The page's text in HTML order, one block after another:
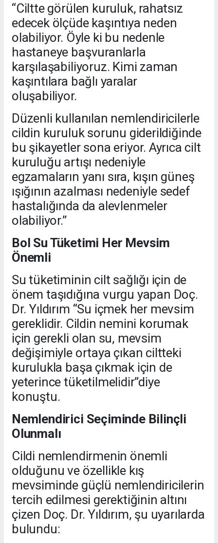
“Ciltte görülen kuruluk, rahatsız
edecek ölçüde kaşıntıya neden
olabiliyor. Öyle ki bu nedenle
hastaneye başvuranlarla
karşılaşabiliyoruz. Kimi zaman
kaşıntılara bağlı yaralar
oluşabiliyor.
Düzenli kullanılan nemlendiricilerle
cildin kuruluk sorunu giderildiğinde
bu şikayetler sona eriyor. Ayrıca cilt
kuruluğu artışı nedeniyle
egzamaların yanı sıra, kışın güneş
ışığının azalması nedeniyle sedef
hastalığında da alevlenmeler
olabiliyor.”
Bol Su Tüketimi Her Mevsim
Önemli
Su tüketiminin cilt sağlığı için de
önem taşıdığına vurgu yapan Doç.
Dr. Yıldırım “Su içmek her mevsim
gereklidir. Cildin nemini korumak
için gerekli olan su, mevsim
değişimiyle ortaya çıkan ciltteki
kurulukla başa çıkmak için de
yeterince tüketilmelidir”diye
konuştu.
Nemlendirici Seçiminde Bilinçli
Olunmalı
Cildi nemlendirmenin önemli
olduğunu ve özellikle kış
mevsiminde güçlü nemlendiricilerin
tercih edilmesi gerektiğinin altını
çizen Doç. Dr. Yıldırım, şu uyarılarda
bulundu: